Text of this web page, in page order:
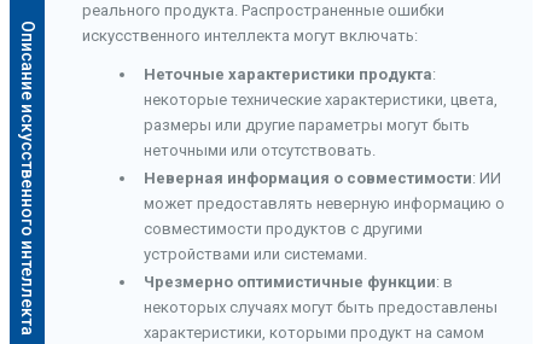
Описание искусственного интеллекта
реального продукта. Распространенные ошибки
искусственного интеллекта могут включать:
Неточные характеристики продукта:
некоторые технические характеристики, цвета,
размеры или другие параметры могут быть
неточными или отсутствовать.
Неверная информация о совместимости: ИИ
может предоставлять неверную информацию о
совместимости продуктов с другими
устройствами или системами.
Чрезмерно оптимистичные функции: в
некоторых случаях могут быть предоставлены
характеристики, которыми продукт на самом